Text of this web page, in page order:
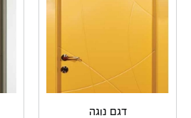
דגם נוגה